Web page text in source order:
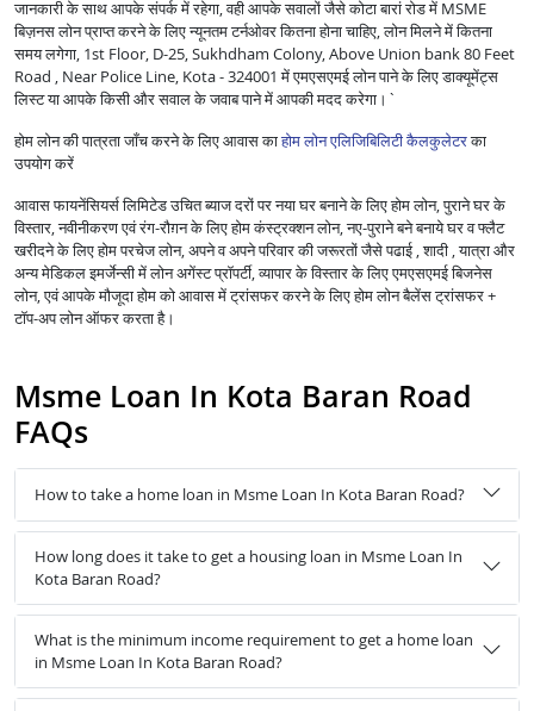
जानकारी के साथ आपके संपर्क में रहेगा, वही आपके सवालों जैसे कोटा बारां रोड में MSME
बिज़नस लोन प्राप्त करने के लिए न्यूनतम टर्नओवर कितना होना चाहिए, लोन मिलने में कितना
समय लगेगा, 1st Floor, D-25, Sukhdham Colony, Above Union bank 80 Feet
Road , Near Police Line, Kota - 324001 में एमएसएमई लोन पाने के लिए डाक्यूमेंट्स
लिस्ट या आपके किसी और सवाल के जवाब पाने में आपकी मदद करेगा।`
होम लोन की पात्रता जाँच करने के लिए आवास काहोम लोन एलिजिबिलिटी कैलकुलेटरका
उपयोग करें
आवास फायनेंसियर्स लिमिटेड उचित ब्याज दरों पर नया घर बनाने के लिए होम लोन, पुराने घर के
विस्तार, नवीनीकरण एवं रंग-रौग़न के लिए होम कंस्ट्रक्शन लोन, नए-पुराने बने बनाये घर व फ्लैट
खरीदने के लिए होम परचेज लोन, अपने व अपने परिवार की जरूरतों जैसे पढाई , शादी , यात्रा और
अन्य मेडिकल इमर्जेन्सी में लोन अगेंस्ट प्रॉपर्टी, व्यापार के विस्तार के लिए एमएसएमई बिजनेस
लोन, एवं आपके मौजूदा होम को आवास में ट्रांसफर करने के लिए होम लोन बैलेंस ट्रांसफर +
टॉप-अप लोन ऑफर करता है।
Msme Loan In Kota Baran Road
FAQs
How to take a home loan in Msme Loan In Kota Baran Road?
How long does it take to get a housing loan in Msme Loan In
Kota Baran Road?
What is the minimum income requirement to get a home loan
in Msme Loan In Kota Baran Road?